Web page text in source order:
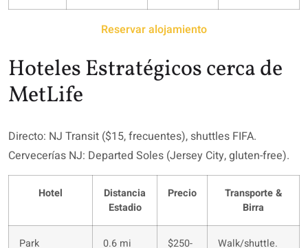
Reservar alojamiento
Hoteles Estratégicos cerca de
MetLife
Directo: NJ Transit ($15, frecuentes), shuttles FIFA.
Cervecerías NJ: Departed Soles (Jersey City, gluten-free).
Hotel
Distancia
Estadio
Precio
Transporte &
Birra
Park 0.6 mi $250- Walk/shuttle.